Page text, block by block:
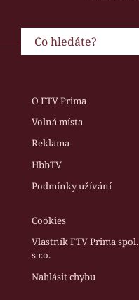
O FTV Prima
Volná místa
Reklama
HbbTV
Podmínky užívání
Cookies
Vlastník FTV Prima spol.
s r.o.
Nahlásit chybu